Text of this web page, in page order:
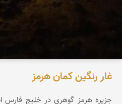
غار رنگین کمان هرمز
جزیره هرمز گوهری در خلیج فارس